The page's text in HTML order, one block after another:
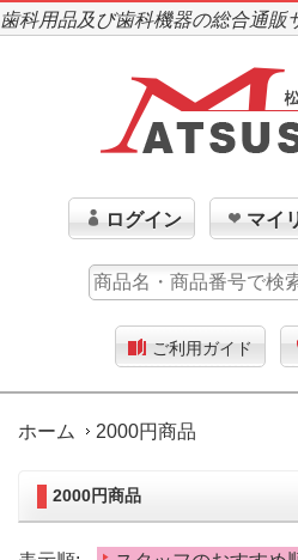
歯科用品及び歯科機器の総合通販
ログイン マイ
ご利用ガイド
ホーム 2000円商品
2000円商品